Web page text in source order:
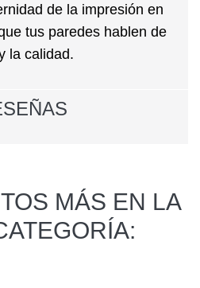
de la impresión en
tus paredes hablen de
la calidad.
MÁS EN LA